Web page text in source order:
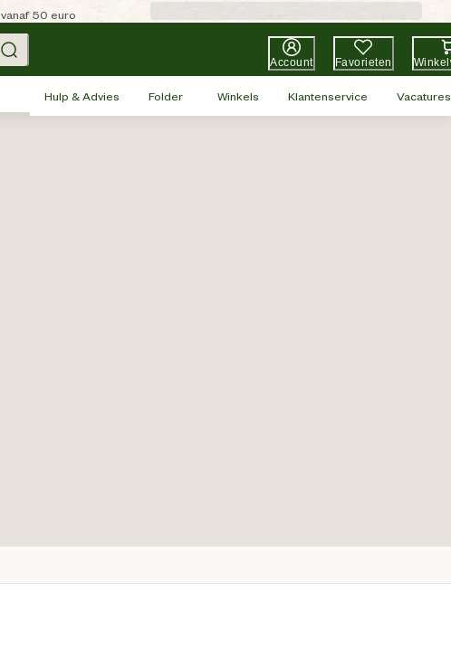
vanaf 50 euro
Account Favorieten
Hulp & Advies Folder Winkels Klantenservice Vacatures